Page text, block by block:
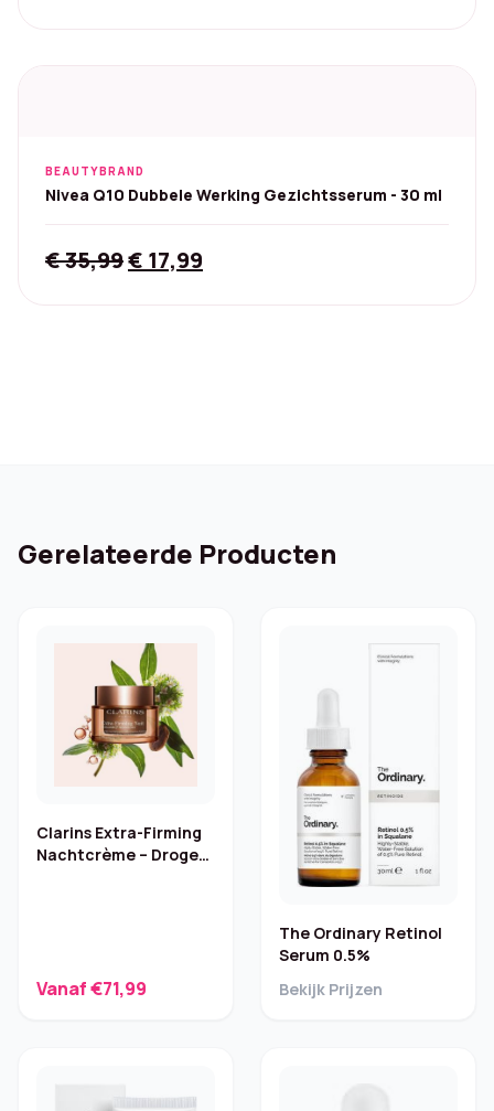
€ 26,93.€ 24,49.
BEAUTYBRAND
Nivea Q10 Dubbele Werking Gezichtsserum - 30 ml
€35,99Original
€ 17,99
Gerelateerde Producten
Clarins Extra-Firming
Nachtcrème – Droge
Vanaf €71,99
The Ordinary Retinol
Serum 0.5%
Bekijk Prijzen